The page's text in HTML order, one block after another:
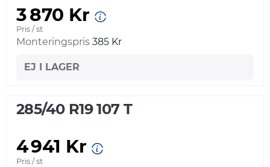
3 870 Kr
Pris / st
Monteringspris 385 Kr
EJ I LAGER
285/40 R19 107 T
4 941 Kr
Pris / st